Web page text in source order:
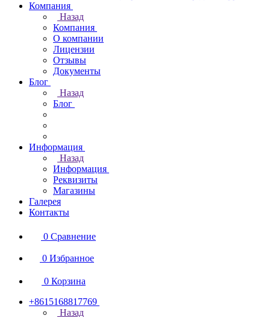
Компания
Назад
Компания
О компании
Лицензии
Отзывы
Документы
Блог
Назад
Блог
Информация
Назад
Информация
Реквизиты
Магазины
Галерея
Контакты
0 Сравнение
0 Избранное
0 Корзина
+8615168817769
Назад